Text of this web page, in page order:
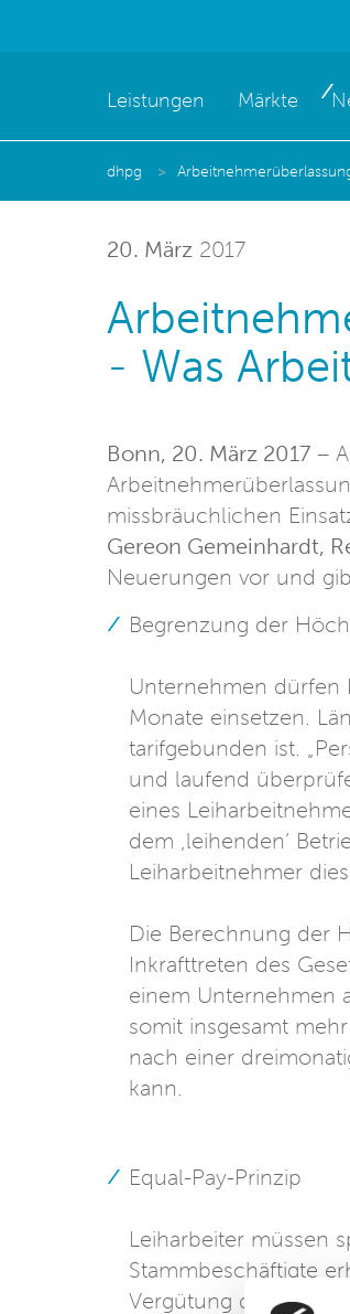
Leistungen Märkte
dhpg
20. März 2017
- Was
Bonn, 20. März 2017 –
missbräuchlichen
Gereon Gemeinhardt,
Neuerungen vor und
Begrenzung der
Unternehmen dürfen
Monate einsetzen.
tarifgebunden ist.
und laufend
eines
dem ‚leihenden‘
Leiharbeitnehmer
Die Berechnung der
Inkrafttreten des
einem Unternehmen
somit insgesamt
nach einer
kann.
Equal-Pay-Prinzip
Leiharbeiter müssen
Stammbeschäftigte
Vergütung der